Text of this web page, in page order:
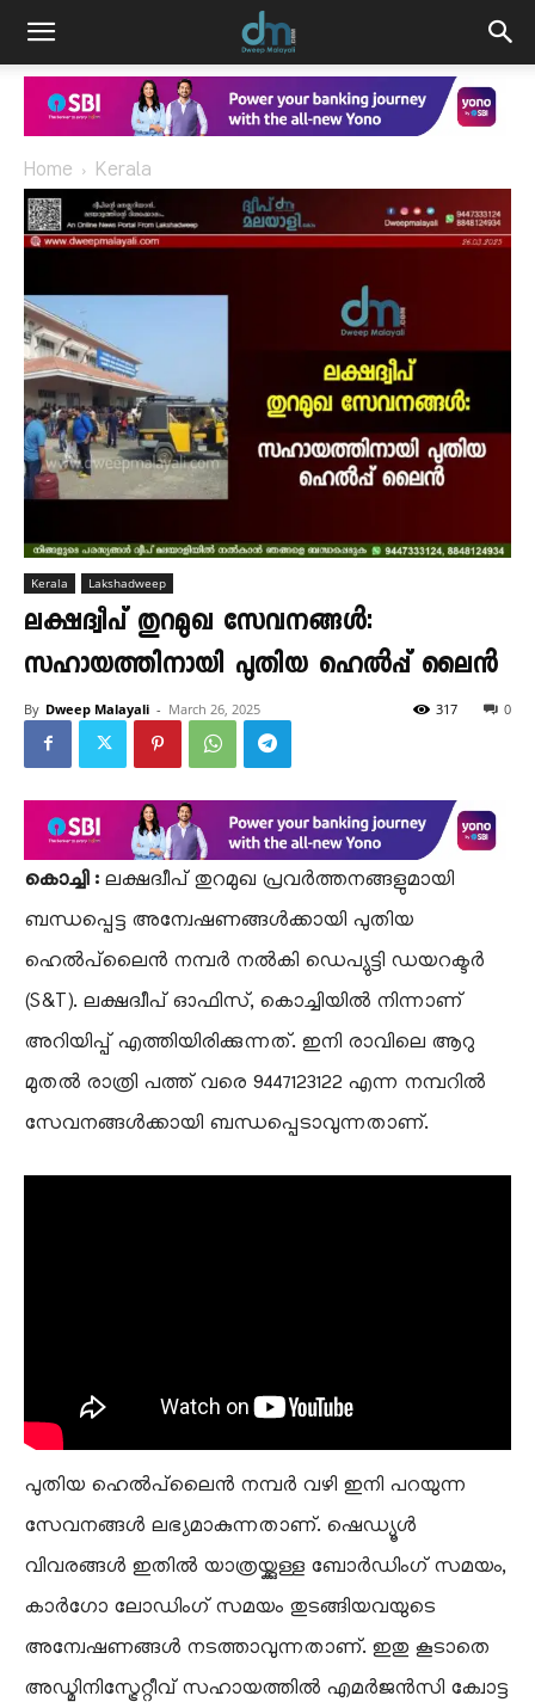
Home Kerala
Kerala Lakshadweep
ലക്ഷദ്വീപ് തുറമുഖ സേവനങ്ങൾ:
സഹായത്തിനായി പുതിയ ഹെൽപ്പ് ലൈൻ
By Dweep Malayali - March 26, 2025 0
317
കൊച്ചി :ലക്ഷദ്വീപ് തുറമുഖ പ്രവർത്തനങ്ങളുമായി
ബന്ധപ്പെട്ട അന്വേഷണങ്ങൾക്കായി പുതിയ
ഹെൽപ്‌ലൈൻ നമ്പർ നൽകി ഡെപ്യുട്ടി ഡയറക്ടർ
(S&T). ലക്ഷദ്വീപ് ഓഫിസ്, കൊച്ചിയിൽ നിന്നാണ്
അറിയിപ്പ് എത്തിയിരിക്കുന്നത്. ഇനി രാവിലെ ആറു
മുതൽ രാത്രി പത്ത് വരെ 9447123122 എന്ന നമ്പറിൽ
സേവനങ്ങൾക്കായി ബന്ധപ്പെടാവുന്നതാണ്.
പുതിയ ഹെൽപ്‌ലൈൻ നമ്പർ വഴി ഇനി പറയുന്ന
സേവനങ്ങൾ ലഭ്യമാകുന്നതാണ്. ഷെഡ്യൂൾ
വിവരങ്ങൾ ഇതിൽ യാത്രയ്ക്കുള്ള ബോർഡിംഗ് സമയം,
കാർഗോ ലോഡിംഗ് സമയം തുടങ്ങിയവയുടെ
അന്വേഷണങ്ങൾ നടത്താവുന്നതാണ്. ഇതു കൂടാതെ
അഡ്മിനിസ്ട്രേറ്റീവ് സഹായത്തിൽ എമർജൻസി ക്വോട്ട